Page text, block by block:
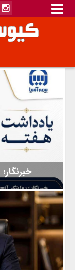
روز خبرنگار
فرصتی است برای
با سؤال شروع
نوشتن چند خط
تلفن، یک
است که شاید به
کنار موضوعات